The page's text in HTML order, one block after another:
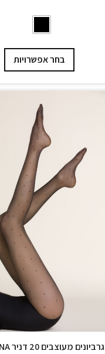
בחר אפשרויות
גרביונים מעוצבים 20 דניר PUNTINA